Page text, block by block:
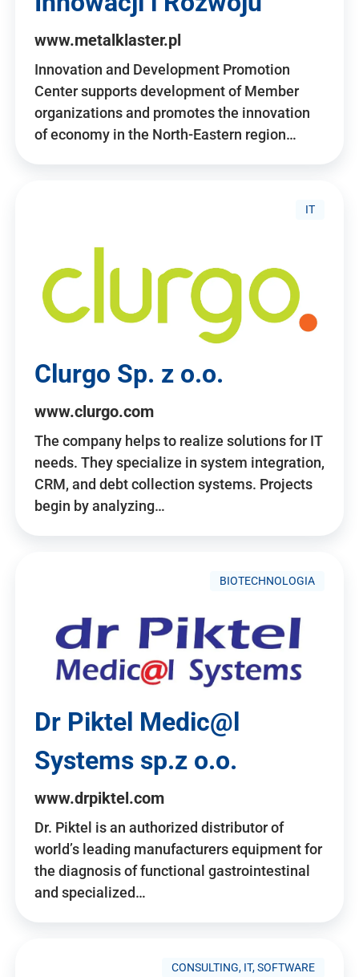
www.metalklaster.pl
Innovation and Development Promotion
Center supports development of Member
organizations and promotes the innovation
of economy in the North-Eastern region…
IT
Clurgo Sp. z o.o.
www.clurgo.com
The company helps to realize solutions for IT
needs. They specialize in system integration,
CRM, and debt collection systems. Projects
begin by analyzing…
BIOTECHNOLOGIA
Dr Piktel Medic@l
Systems sp.z o.o.
www.drpiktel.com
Dr. Piktel is an authorized distributor of
world’s leading manufacturers equipment for
the diagnosis of functional gastrointestinal
and specialized…
CONSULTING, IT, SOFTWARE